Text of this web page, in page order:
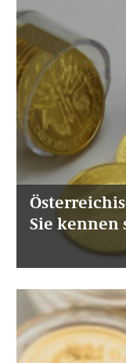
Sie kennen